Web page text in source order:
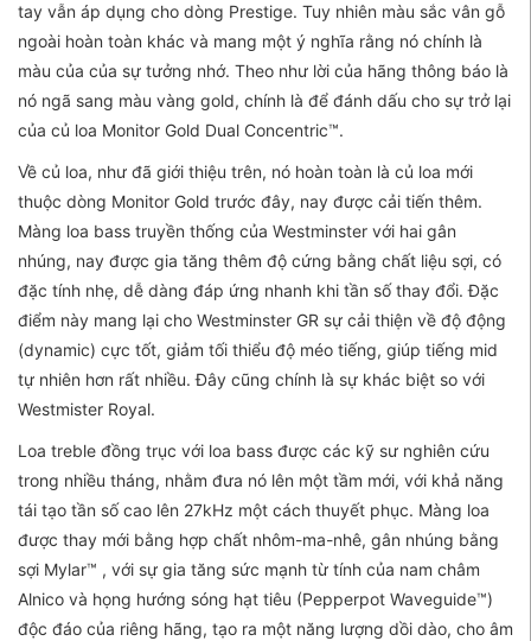
tay vẫn áp dụng cho dòng Prestige. Tuy nhiên màu sắc vân gỗ
ngoài hoàn toàn khác và mang một ý nghĩa rằng nó chính là
màu của của sự tưởng nhớ. Theo như lời của hãng thông báo là
nó ngã sang màu vàng gold, chính là để đánh dấu cho sự trở lại
của củ loa Monitor Gold Dual Concentric™.
Về củ loa, như đã giới thiệu trên, nó hoàn toàn là củ loa mới
thuộc dòng Monitor Gold trước đây, nay được cải tiến thêm.
Màng loa bass truyền thống của Westminster với hai gân
nhúng, nay được gia tăng thêm độ cứng bằng chất liệu sợi, có
đặc tính nhẹ, dễ dàng đáp ứng nhanh khi tần số thay đổi. Đặc
điểm này mang lại cho Westminster GR sự cải thiện về độ động
(dynamic) cực tốt, giảm tối thiểu độ méo tiếng, giúp tiếng mid
tự nhiên hơn rất nhiều. Đây cũng chính là sự khác biệt so với
Westmister Royal.
Loa treble đồng trục với loa bass được các kỹ sư nghiên cứu
trong nhiều tháng, nhằm đưa nó lên một tầm mới, với khả năng
tái tạo tần số cao lên 27kHz một cách thuyết phục. Màng loa
được thay mới bằng hợp chất nhôm-ma-nhê, gân nhúng bằng
sợi Mylar™ , với sự gia tăng sức mạnh từ tính của nam châm
Alnico và họng hướng sóng hạt tiêu (Pepperpot Waveguide™)
độc đáo của riêng hãng, tạo ra một năng lượng dồi dào, cho âm